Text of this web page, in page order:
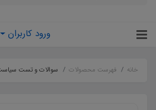
ورود کاربران
خانه فهرست محصولات سوالات و تست